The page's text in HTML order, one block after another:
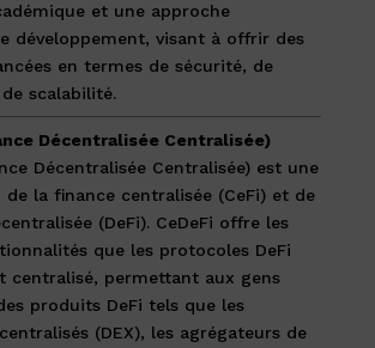
et une approche
développement, visant à offrir des
en termes de sécurité, de
scalabilité.
Décentralisée Centralisée)
Décentralisée Centralisée) est une
de la finance centralisée (CeFi) et de
(DeFi). CeDeFi offre les
que les protocoles DeFi
centralisé, permettant aux gens
produits DeFi tels que les
(DEX), les agrégateurs de